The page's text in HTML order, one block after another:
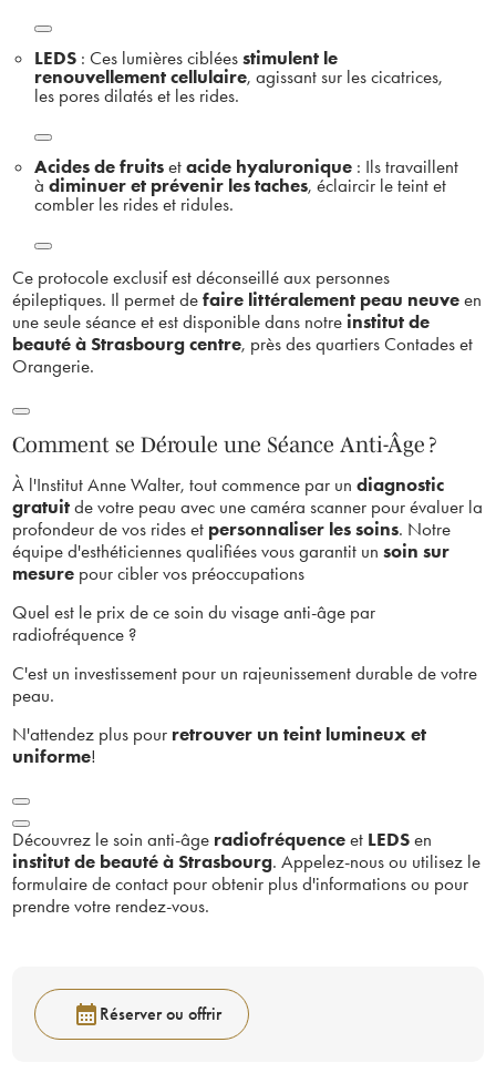
LEDS : Ces lumières cibléesstimulent le
renouvellement cellulaire, agissant sur les cicatrices,
les pores dilatés et les rides.
Acides de fruits etacide hyaluronique : Ils travaillent
àdiminuer et prévenir les taches, éclaircir le teint et
combler les rides et ridules.
Ce protocole exclusif est déconseillé aux personnes
épileptiques. Il permet defaire littéralement peau neuve en
une seule séance et est disponible dans notre institut de
beauté à Strasbourg centre, près des quartiers Contades et
Orangerie.
Comment se Déroule une Séance Anti-Âge ?
À l'Institut Anne Walter, tout commence par undiagnostic
gratuit de votre peau avec une caméra scanner pour évaluer la
profondeur de vos rides et personnaliser les soins. Notre
équipe d'esthéticiennes qualifiées vous garantit unsoin sur
mesure pour cibler vos préoccupations
Quel est le prix de ce soin du visage anti-âge par
radiofréquence ?
C'est un investissement pour un rajeunissement durable de votre
peau.
N'attendez plus pour retrouver un teint lumineux et
uniforme!
Découvrez le soin anti-âge radiofréquence et LEDS en
institut de beauté à Strasbourg.Appelez-nous ou utilisez le
formulaire de contact pour obtenir plus d'informations ou pour
prendre votre rendez-vous.
calendar_month Réserver ou offrir